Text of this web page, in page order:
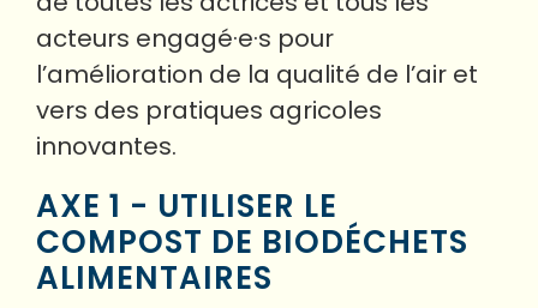
acteurs engagé·e·s pour
l’amélioration de la qualité de l’air et
vers des pratiques agricoles
innovantes.
AXE 1 - UTILISER LE
COMPOST DE BIODÉCHETS
ALIMENTAIRES